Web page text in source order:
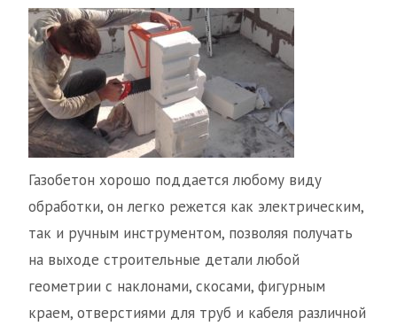
Газобетон хорошо поддается любому виду
обработки, он легко режется как электрическим,
так и ручным инструментом, позволяя получать
на выходе строительные детали любой
геометрии с наклонами, скосами, фигурным
краем, отверстиями для труб и кабеля различной